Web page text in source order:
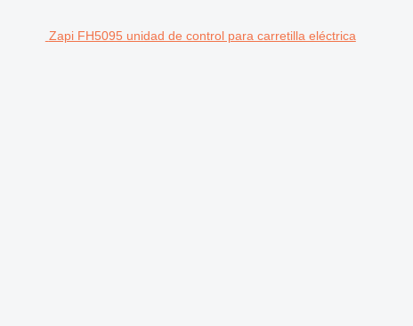
Zapi FH5095 unidad de control para carretilla eléctrica